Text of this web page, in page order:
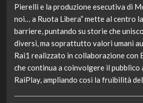
Pierelli e la produzione esecutiva di
noi… a Ruota Libera” mette al centro
barriere, puntando su storie che
diversi, ma soprattutto valori umani
Rai1 realizzato in collaborazione con
che continua a coinvolgere il pubblico
RaiPlay, ampliando così la fruibilità